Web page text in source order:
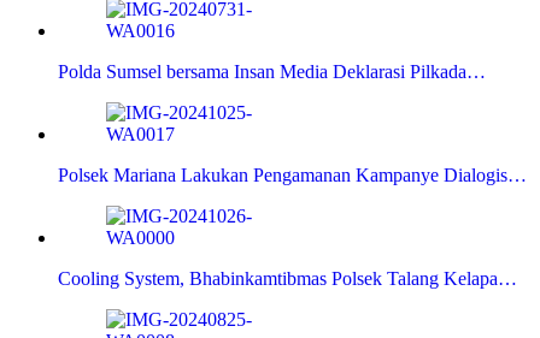
Polda Sumsel bersama Insan Media Deklarasi Pilkada…
Polsek Mariana Lakukan Pengamanan Kampanye Dialogis…
Cooling System, Bhabinkamtibmas Polsek Talang Kelapa…